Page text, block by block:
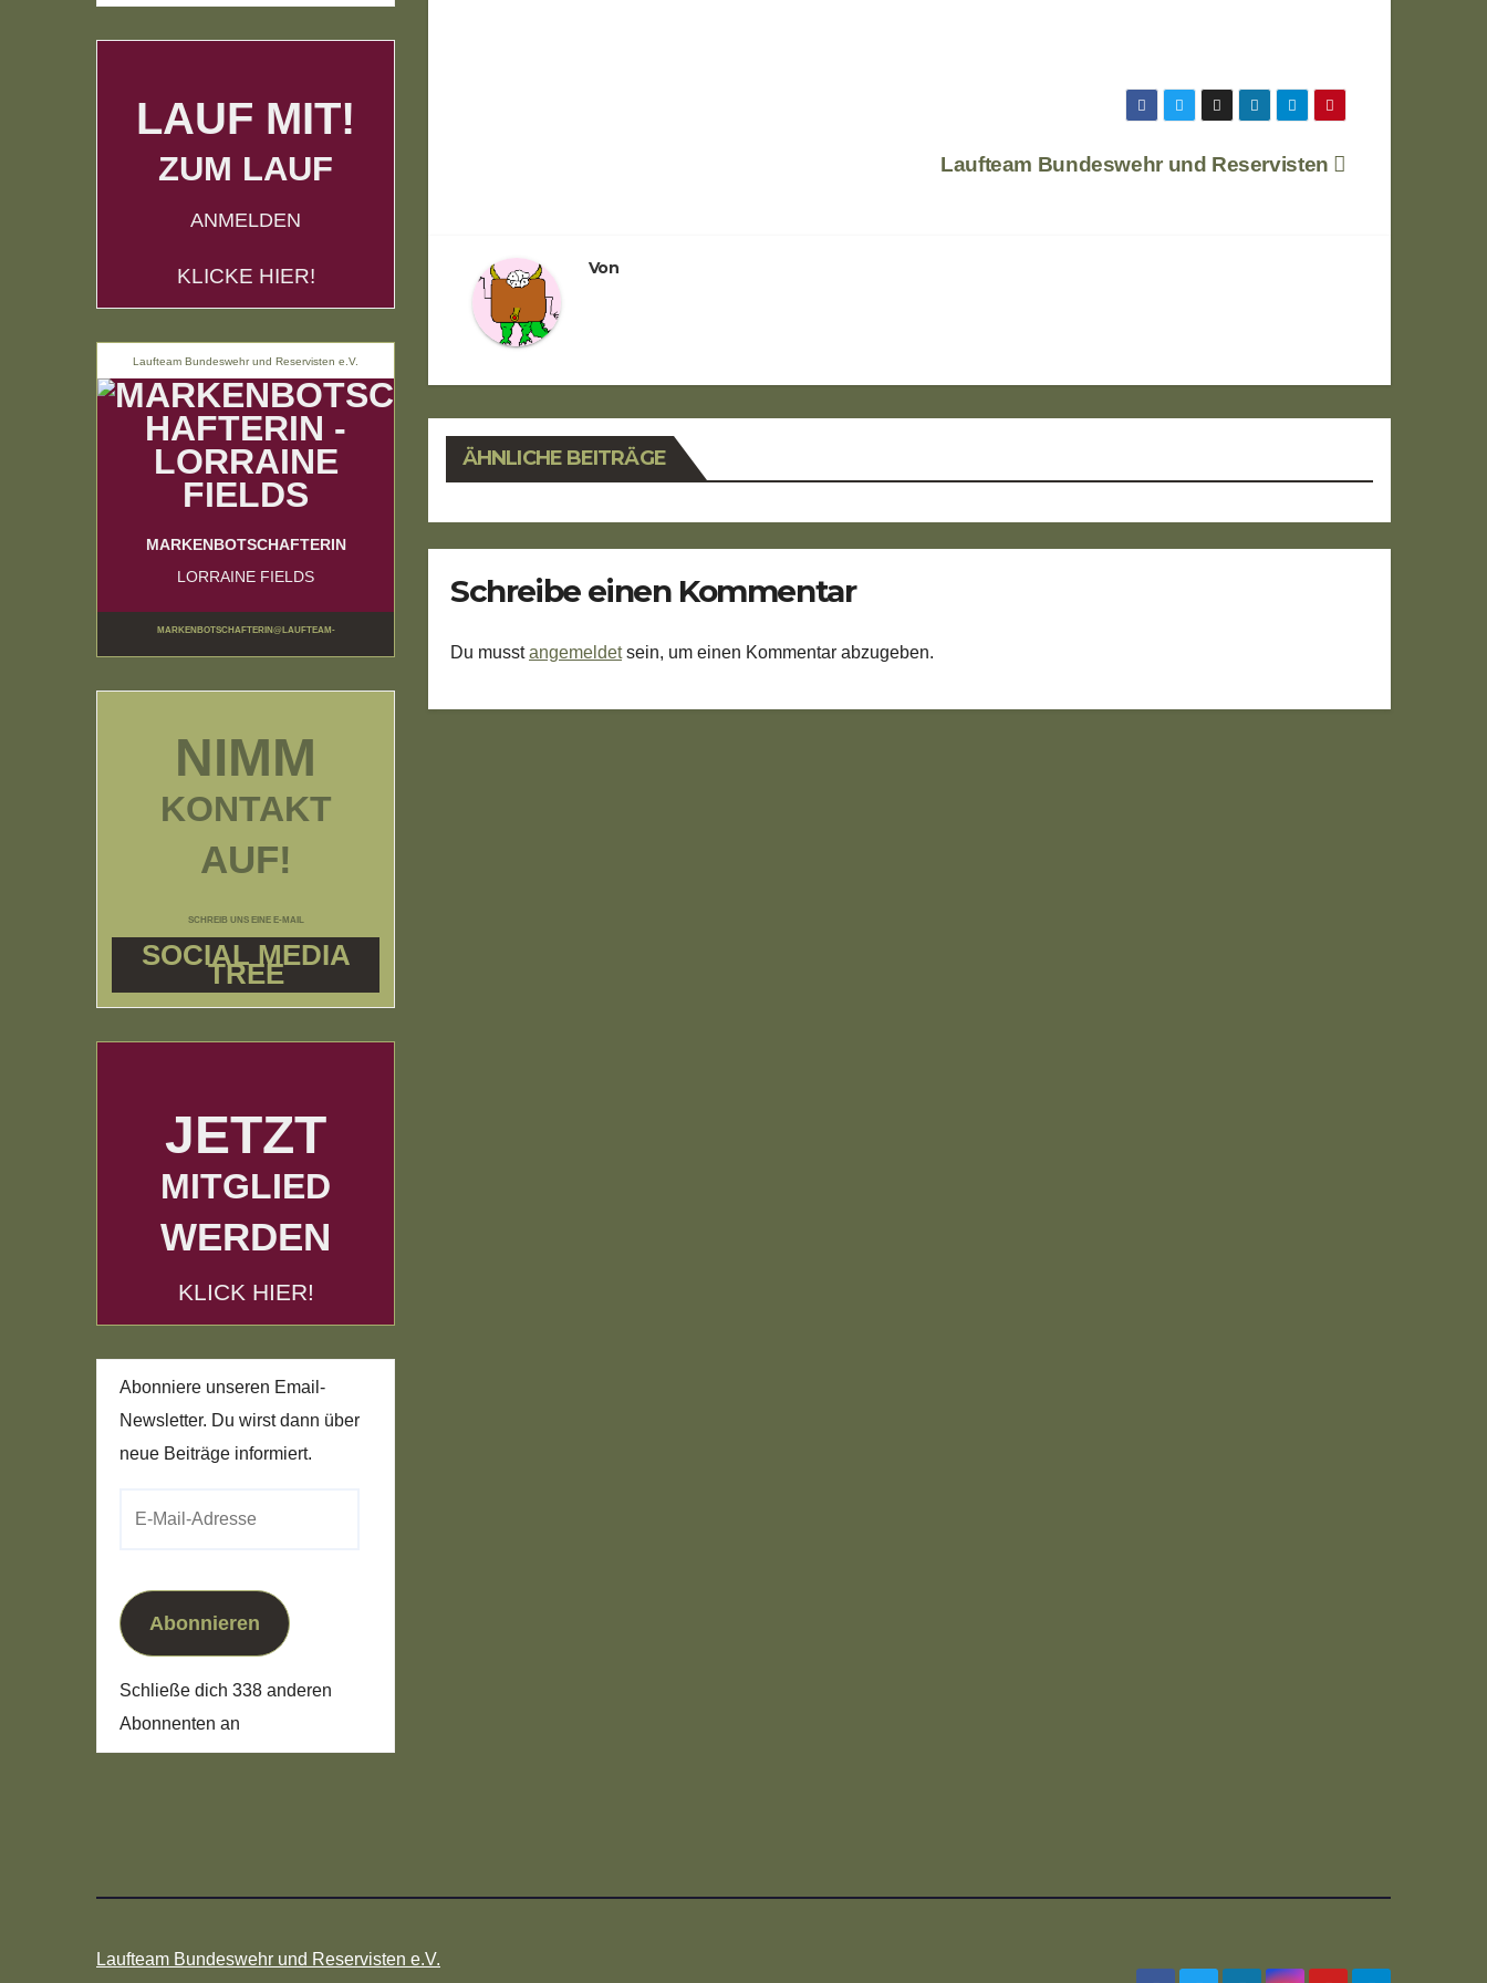
LAUF MIT!
ZUM LAUF
ANMELDEN
KLICKE HIER!
Laufteam Bundeswehr und Reservisten e.V.
MARKENBOTSCHAFTERIN
LORRAINE FIELDS
MARKENBOTSCHAFTERIN@LAUFTEAM-
NIMM
KONTAKT
AUF!
SCHREIB UNS EINE E-MAIL
SOCIAL MEDIA
TREE
JETZT
MITGLIED
WERDEN
KLICK HIER!
Abonniere unseren Email-
Newsletter. Du wirst dann über
neue Beiträge informiert.
Abonnieren
Schließe dich 338 anderen
Abonnenten an
Laufteam Bundeswehr und Reservisten
Von
ÄHNLICHE BEITRÄGE
Schreibe einen Kommentar
Du musstangemeldetsein, um einen Kommentar abzugeben.
Laufteam Bundeswehr und Reservisten e.V.